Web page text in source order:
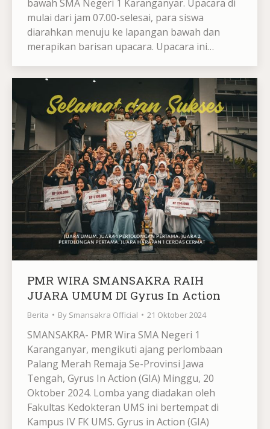
bawah SMA Negeri 1 Karanganyar. Upacara di
mulai dari jam 07.00-selesai, para siswa
diarahkan menuju ke lapangan bawah dan
merapikan barisan upacara. Upacara ini…
PMR WIRA SMANSAKRA RAIH
JUARA UMUM DI Gyrus In Action
Berita By Smansakra Official 21 Oktober 2024
SMANSAKRA- PMR Wira SMA Negeri 1
Karanganyar, mengikuti ajang perlombaan
Palang Merah Remaja Se-Provinsi Jawa
Tengah, Gyrus In Action (GIA) Minggu, 20
Oktober 2024. Lomba yang diadakan oleh
Fakultas Kedokteran UMS ini bertempat di
Kampus IV FK UMS. Gyrus in Action (GIA)